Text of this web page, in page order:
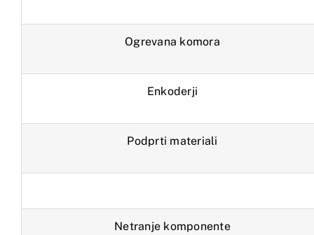
Ogrevana komora
Enkoderji
Podprti materiali
Netranje komponente